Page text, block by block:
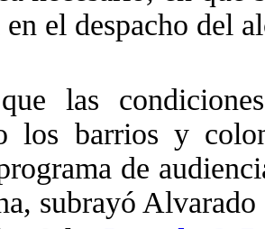
el despacho del
las
los barrios y
de
subrayó